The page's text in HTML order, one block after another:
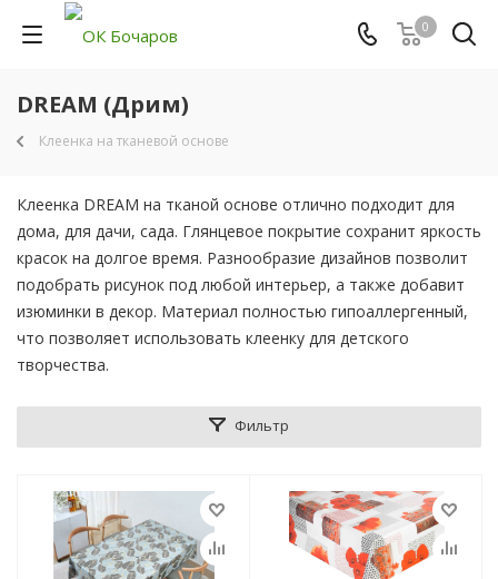
0
DREAM (Дрим)
Клеенка на тканевой основе
Клеенка DREAM на тканой основе отлично подходит для
дома, для дачи, сада. Глянцевое покрытие сохранит яркость
красок на долгое время. Разнообразие дизайнов позволит
подобрать рисунок под любой интерьер, а также добавит
изюминки в декор. Материал полностью гипоаллергенный,
что позволяет использовать клеенку для детского
творчества.
Фильтр